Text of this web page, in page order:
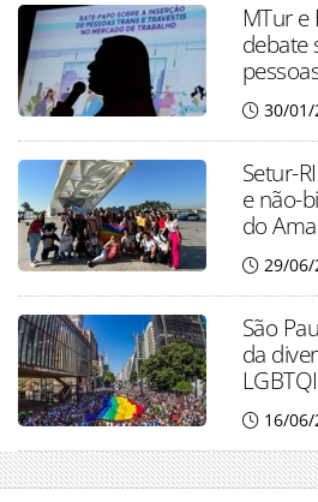
MTur
debate
30/01/
Setur-
e não-
do
29/06/
São
da
16/